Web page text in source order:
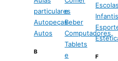
particulares
Autopeças
Autos
B
e
Beber
Computadores,
Tablets
e
Escolas
Infantis
F